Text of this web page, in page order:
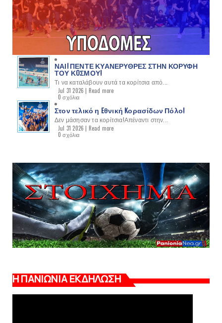
ΝΑΙ! ΠΕΝΤΕ ΚΥΑΝΕΡΥΘΡΕΣ ΣΤΗΝ ΚΟΡΥΦΗ
ΤΟΥ ΚOΣΜΟΥ!
Τι να καταλάβουν αυτά τα κορίτσια από...
Jul 31 2026 | Read more
0 σχόλια
Στον τελικό η Eθνική Kορασίδων Πόλο!
Δεν μάσησαν τα κορίτσια!Απέναντι στην...
Jul 31 2026 | Read more
0 σχόλια
Η ΠΑΝΙΩΝΙΑ ΕΚΔΗΛΩΣΗ